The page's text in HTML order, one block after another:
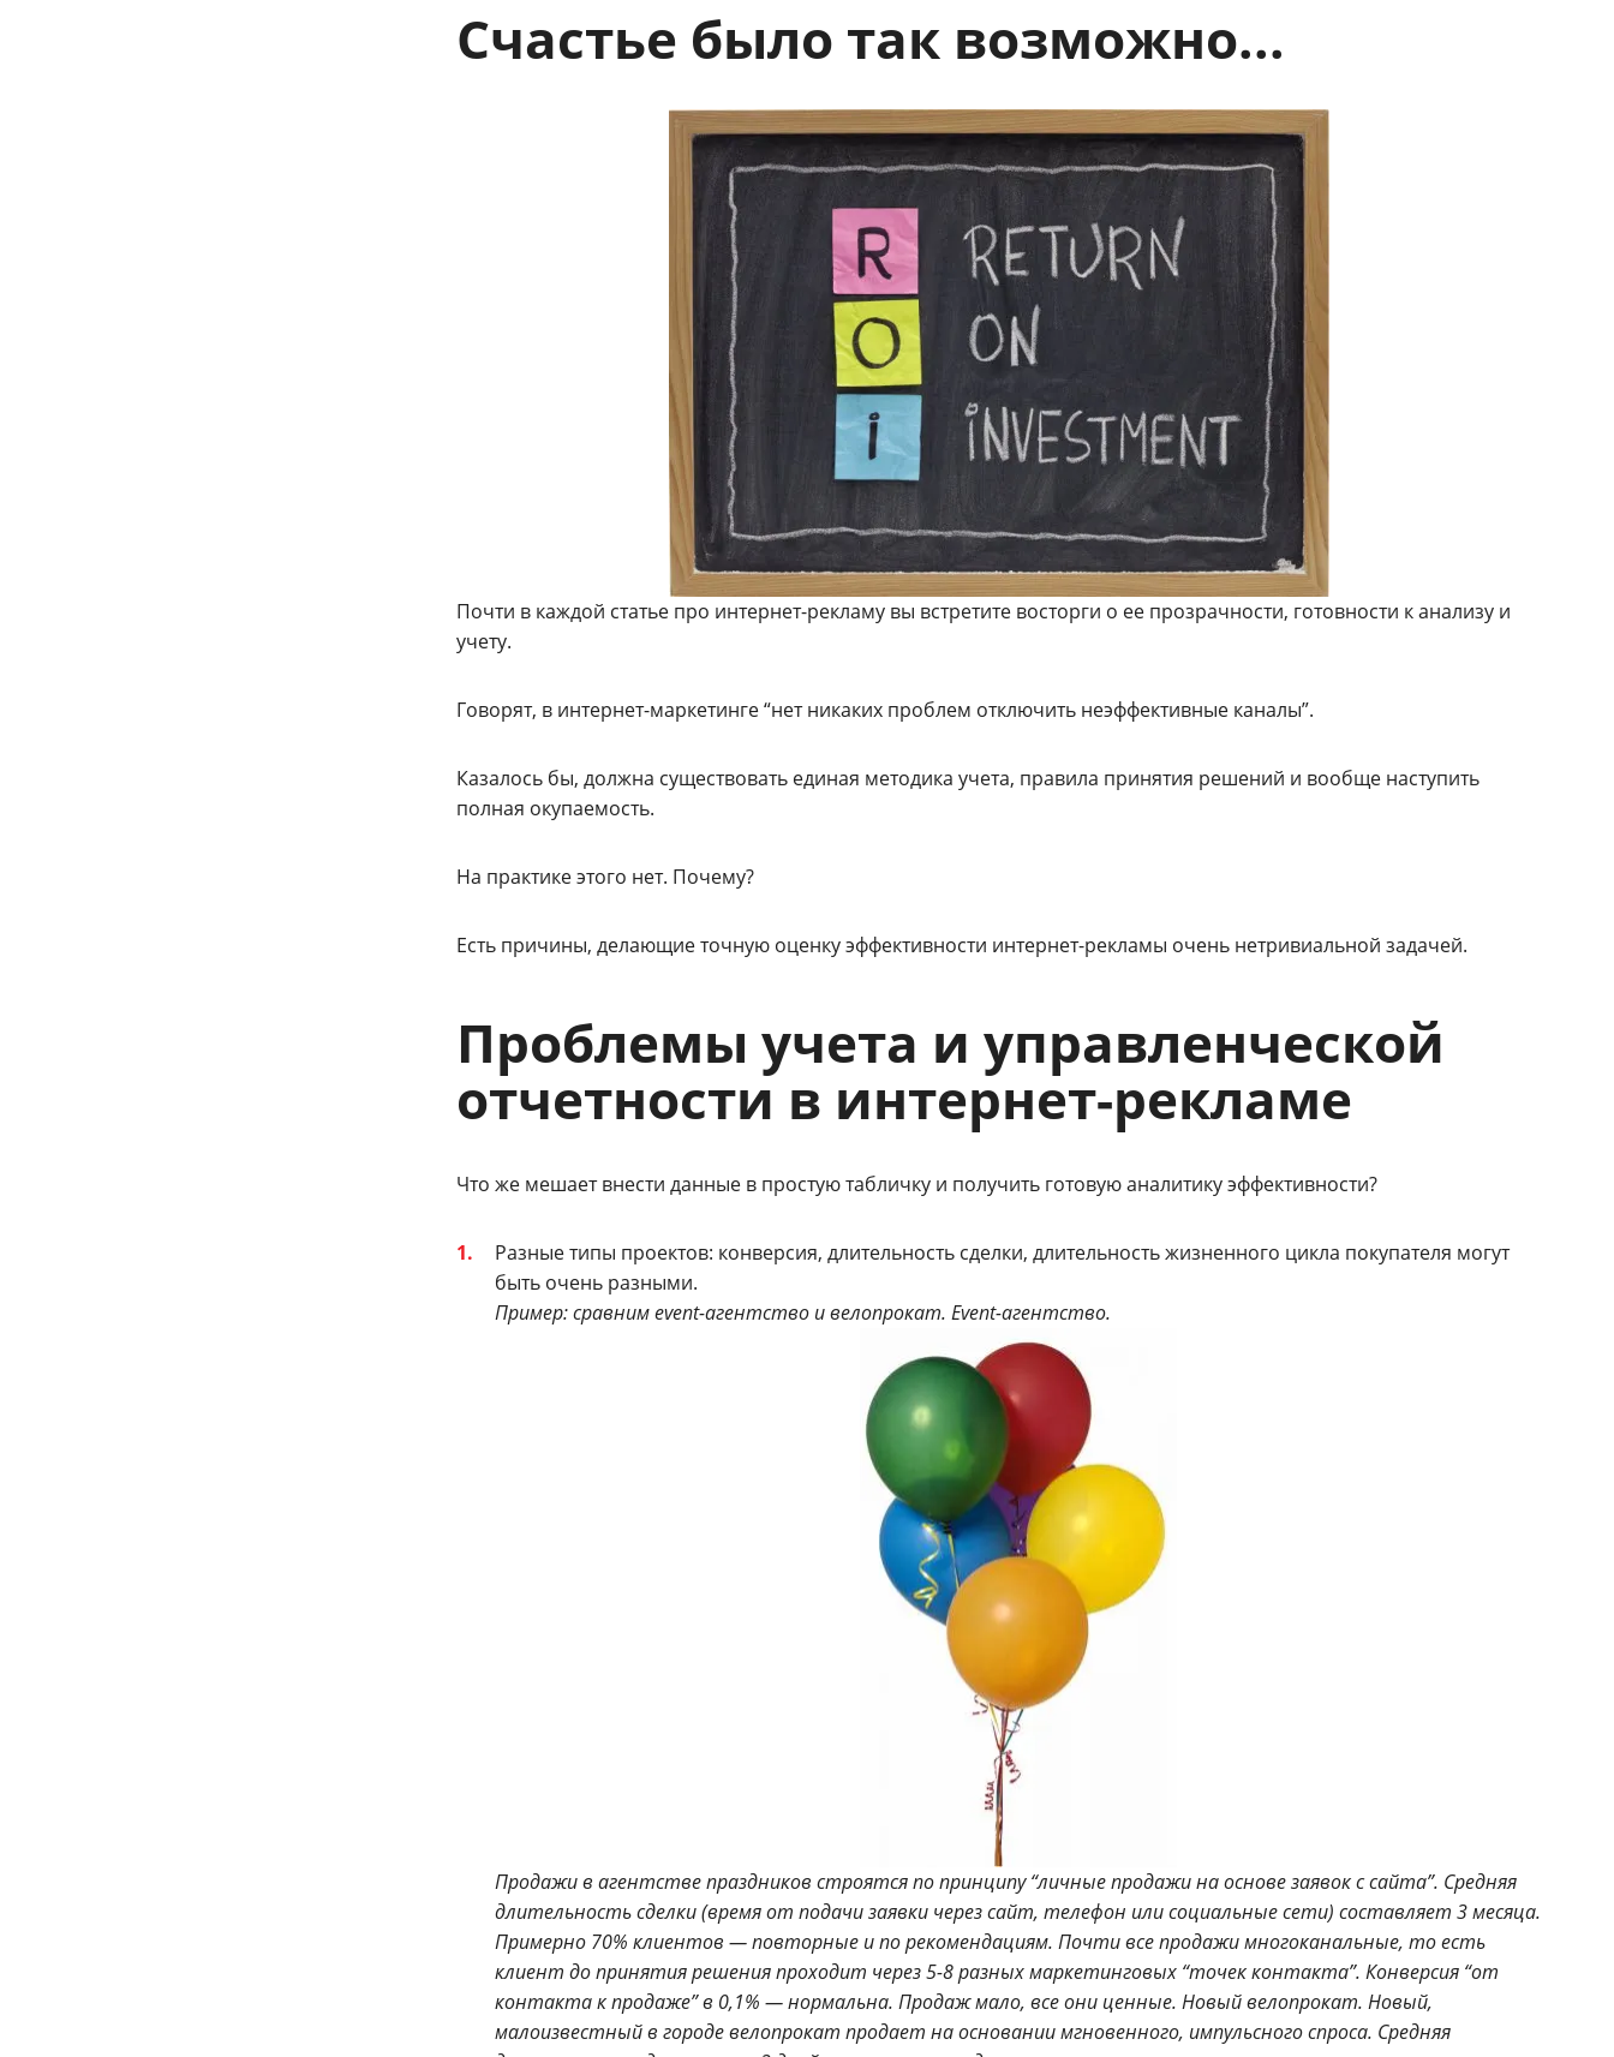
Счастье было так возможно...
Почти в каждой статье про интернет-рекламу вы встретите восторги о ее прозрачности, готовности к анализу и
учету.
Говорят, в интернет-маркетинге “нет никаких проблем отключить неэффективные каналы”.
Казалось бы, должна существовать единая методика учета, правила принятия решений и вообще наступить
полная окупаемость.
На практике этого нет. Почему?
Есть причины, делающие точную оценку эффективности интернет-рекламы очень нетривиальной задачей.
Проблемы учета и управленческой
отчетности в интернет-рекламе
Что же мешает внести данные в простую табличку и получить готовую аналитику эффективности?
Разные типы проектов: конверсия, длительность сделки, длительность жизненного цикла покупателя могут
быть очень разными.
Пример: сравним event-агентство и велопрокат. Event-агентство.
Продажи в агентстве праздников строятся по принципу “личные продажи на основе заявок с сайта”. Средняя
длительность сделки (время от подачи заявки через сайт, телефон или социальные сети) составляет 3 месяца.
Примерно 70% клиентов — повторные и по рекомендациям. Почти все продажи многоканальные, то есть
клиент до принятия решения проходит через 5-8 разных маркетинговых “точек контакта”. Конверсия “от
контакта к продаже” в 0,1% — нормальна. Продаж мало, все они ценные. Новый велопрокат. Новый,
малоизвестный в городе велопрокат продает на основании мгновенного, импульсного спроса. Средняя